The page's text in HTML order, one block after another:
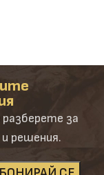
за
решения.